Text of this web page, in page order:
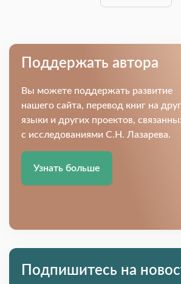
Поддержать автора
Вы можете поддержать развитие
нашего сайта, перевод книг на
языки и других проектов,
с исследованиями С.Н. Лазарева.
Узнать больше
Подпишитесь на